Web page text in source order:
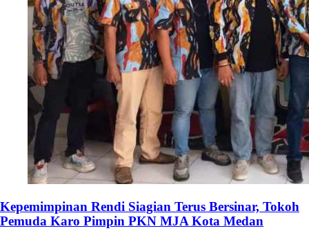
Kepemimpinan Rendi Siagian Terus Bersinar, Tokoh
Pemuda Karo Pimpin PKN MJA Kota Medan